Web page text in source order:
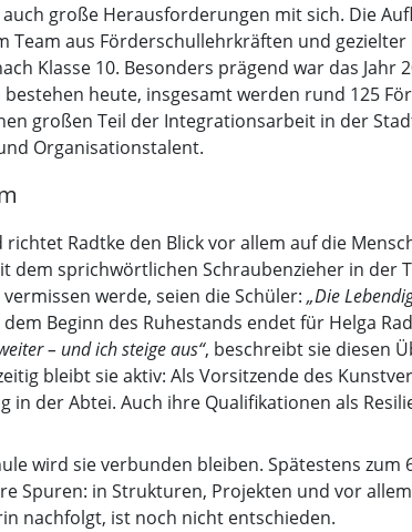
große Herausforderungen mit sich. Die
Team aus Förderschullehrkräften und
Klasse 10. Besonders prägend war das
bestehen heute, insgesamt werden rund 125
großen Teil der Integrationsarbeit in der
Organisationstalent.
richtet Radtke den Blick vor allem auf die
dem sprichwörtlichen Schraubenzieher in der
werde, seien die Schüler: „Die
Beginn des Ruhestands endet für Helga
– und ich steige aus“, beschreibt sie diesen
bleibt sie aktiv: Als Vorsitzende des
in der Abtei. Auch ihre Qualifikationen als
wird sie verbunden bleiben. Spätestens
Spuren: in Strukturen, Projekten und vor
nachfolgt, ist noch nicht entschieden.